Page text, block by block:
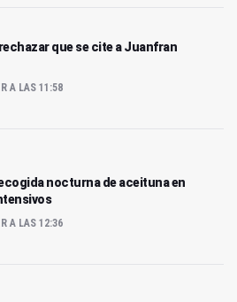
rechazar que se cite a Juanfran
A LAS 11:58
nocturna de aceituna en
A LAS 12:36